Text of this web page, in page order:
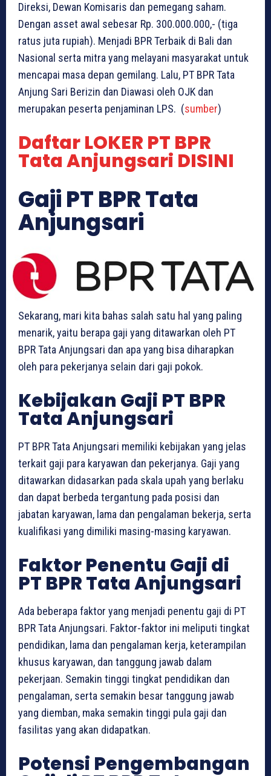
Direksi, Dewan Komisaris dan pemegang saham.
Dengan asset awal sebesar Rp. 300.000.000,- (tiga
ratus juta rupiah). Menjadi BPR Terbaik di Bali dan
Nasional serta mitra yang melayani masyarakat untuk
mencapai masa depan gemilang. Lalu, PT BPR Tata
Anjung Sari Berizin dan Diawasi oleh OJK dan
merupakan peserta penjaminan LPS. (sumber)
Daftar LOKER PT BPR
Tata Anjungsari DISINI
Gaji PT BPR Tata
Anjungsari
Sekarang, mari kita bahas salah satu hal yang paling
menarik, yaitu berapa gaji yang ditawarkan oleh PT
BPR Tata Anjungsari dan apa yang bisa diharapkan
oleh para pekerjanya selain dari gaji pokok.
Kebijakan Gaji PT BPR
Tata Anjungsari
PT BPR Tata Anjungsari memiliki kebijakan yang jelas
terkait gaji para karyawan dan pekerjanya. Gaji yang
ditawarkan didasarkan pada skala upah yang berlaku
dan dapat berbeda tergantung pada posisi dan
jabatan karyawan, lama dan pengalaman bekerja, serta
kualifikasi yang dimiliki masing-masing karyawan.
Faktor Penentu Gaji di
PT BPR Tata Anjungsari
Ada beberapa faktor yang menjadi penentu gaji di PT
BPR Tata Anjungsari. Faktor-faktor ini meliputi tingkat
pendidikan, lama dan pengalaman kerja, keterampilan
khusus karyawan, dan tanggung jawab dalam
pekerjaan. Semakin tinggi tingkat pendidikan dan
pengalaman, serta semakin besar tanggung jawab
yang diemban, maka semakin tinggi pula gaji dan
fasilitas yang akan didapatkan.
Potensi Pengembangan